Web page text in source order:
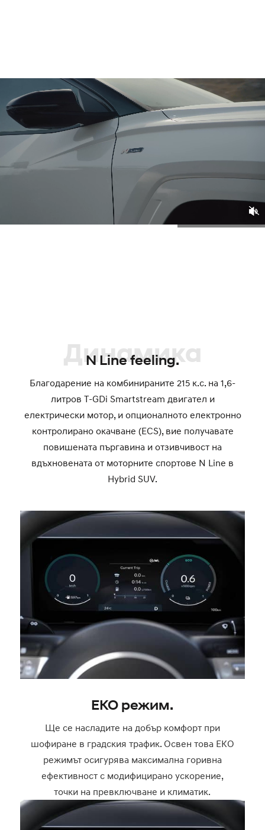
Динамика
N Line feeling.
Благодарение на комбинираните 215 к.с. на 1,6-
литров T-GDi Smartstream двигател и
електрически мотор, и опционалното електронно
контролирано окачване (ECS), вие получавате
повишената пъргавина и отзивчивост на
вдъхновената от моторните спортове N Line в
Hybrid SUV.
ЕКО режим.
Ще се насладите на добър комфорт при
шофиране в градския трафик. Освен това ЕКО
режимът осигурява максимална горивна
ефективност с модифицирано ускорение,
точки на превключване и климатик.